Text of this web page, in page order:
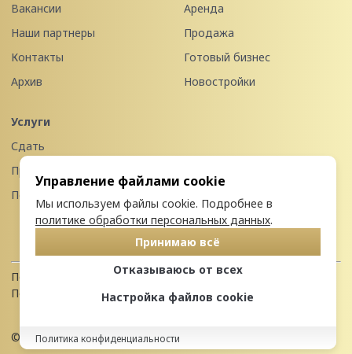
Вакансии
Наши партнеры
Контакты
Архив
Аренда
Продажа
Готовый бизнес
Новостройки
Услуги
Сдать
Продать
Передать в управление
Политика конфиденциальности
Пользовательское соглашение
© 2026 Недвижимость Северо-запада
Управление файлами cookie
Мы используем файлы cookie. Подробнее в
политике обработки персональных данных.
Принимаю всё
Отказываюсь от всех
Настройка файлов cookie
Политика конфиденциальности